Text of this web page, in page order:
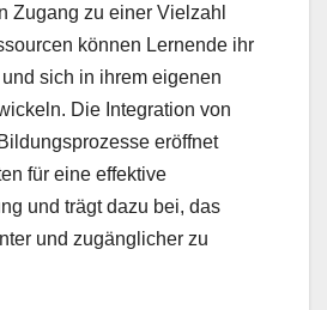
Zugang zu einer Vielzahl
können Lernende ihr
sich in ihrem eigenen
Die Integration von
eröffnet
für eine effektive
und trägt dazu bei, das
und zugänglicher zu